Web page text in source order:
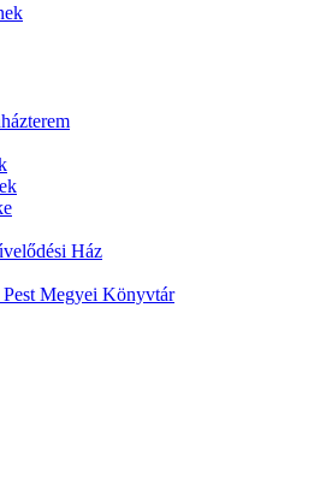
Ház
Megyei Könyvtár